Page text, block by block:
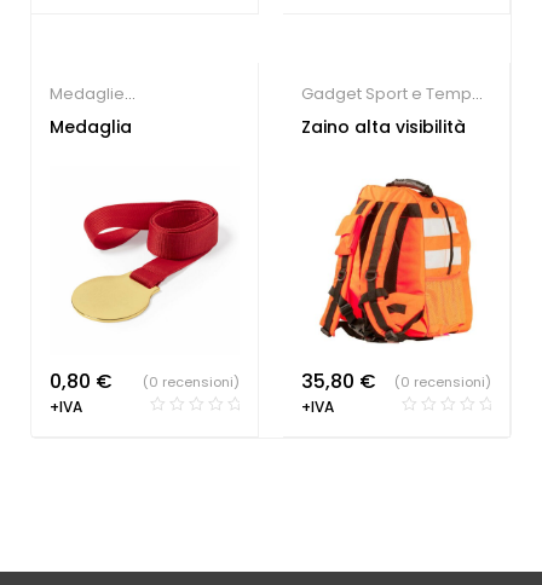
Medaglie
personalizzate
Medaglia
0,80 €
+IVA
(0 recensioni)
Gadget Sport e Tempo
Libero
Zaino alta visibilità
35,80 €
+IVA
(0 recensioni)